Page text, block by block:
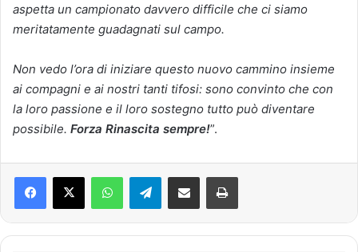
aspetta un campionato davvero difficile che ci siamo
meritatamente guadagnati sul campo.
Non vedo l’ora di iniziare questo nuovo cammino insieme
ai compagni e ai nostri tanti tifosi: sono convinto che con
la loro passione e il loro sostegno tutto può diventare
possibile. Forza Rinascita sempre!”.
Telegram